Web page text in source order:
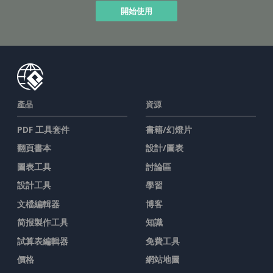
開始使用
產品
PDF 工具套件
翻頁書本
圖表工具
設計工具
文檔編輯器
简报製作工具
試算表編輯器
價格
資源
書籍/幻燈片
設計/圖表
討論區
學習
博客
知識
免費工具
網站地圖